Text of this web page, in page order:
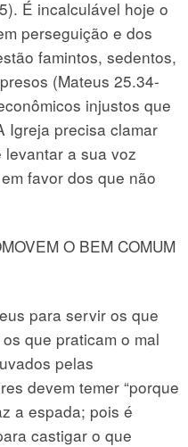
É incalculável hoje o
perseguição e dos
famintos, sedentos,
(Mateus 25.34-
injustos que
Igreja precisa clamar
a sua voz
favor dos que não
O BEM COMUM
para servir os que
que praticam o mal
pelas
devem temer “porque
a espada; pois é
castigar o que